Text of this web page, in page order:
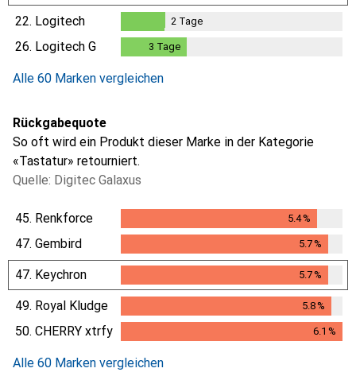
2Tage
22. Logitech
2Tage
2 Tage
26. Logitech G 3 Tage
Alle 60 Marken vergleichen
Rückgabequote
So oft wird ein Produkt dieser Marke in der Kategorie
«Tastatur» retourniert.
Quelle: Digitec Galaxus
45. Renkforce 5.4%
5.4%
47. Gembird 5.7%
5.7%
47. Keychron 5.7%
5.7%
49. Royal Kludge 5.8%
5.8%
50. CHERRY xtrfy 6.1 %
Alle 60 Marken vergleichen